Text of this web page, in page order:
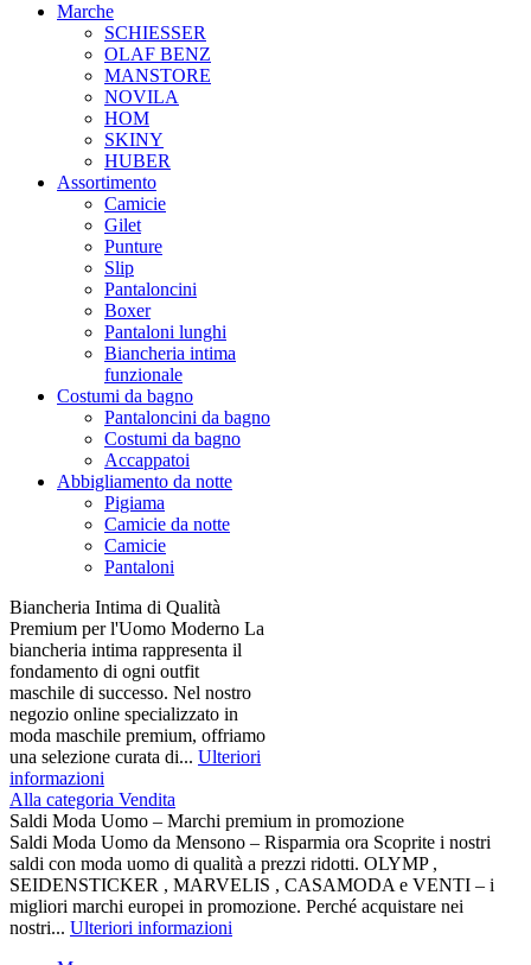
Marche
SCHIESSER
OLAF BENZ
MANSTORE
NOVILA
HOM
SKINY
HUBER
Assortimento
Camicie
Gilet
Punture
Slip
Pantaloncini
Boxer
Pantaloni lunghi
Biancheria intima
funzionale
Costumi da bagno
Pantaloncini da bagno
Costumi da bagno
Accappatoi
Abbigliamento da notte
Pigiama
Camicie da notte
Camicie
Pantaloni
Biancheria Intima di Qualità
Premium per l'Uomo Moderno La
biancheria intima rappresenta il
fondamento di ogni outfit
maschile di successo. Nel nostro
negozio online specializzato in
moda maschile premium, offriamo
una selezione curata di... Ulteriori
informazioni
Alla categoria Vendita
Saldi Moda Uomo – Marchi premium in promozione
Saldi Moda Uomo da Mensono – Risparmia ora Scoprite i nostri
saldi con moda uomo di qualità a prezzi ridotti. OLYMP ,
SEIDENSTICKER , MARVELIS , CASAMODA e VENTI – i
migliori marchi europei in promozione. Perché acquistare nei
nostri... Ulteriori informazioni